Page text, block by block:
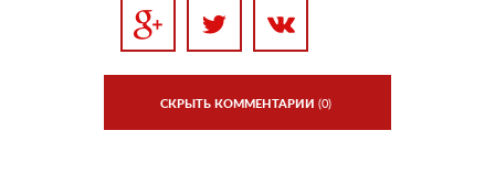
СКРЫТЬ КОММЕНТАРИИ (0)